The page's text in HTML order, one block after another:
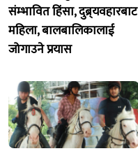
संम्भावित हिंसा, दुब्र्यवहारबाट
महिला, बालबालिकालाई
जोगाउने प्रयास